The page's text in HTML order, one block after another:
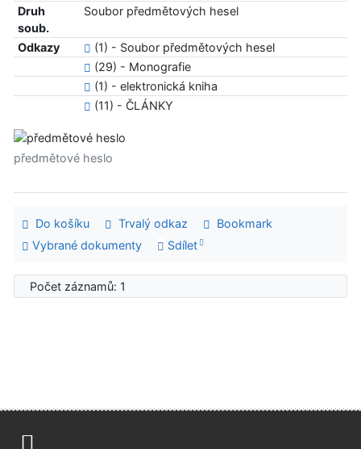
Druh
soub.
Soubor předmětových hesel
Odkazy
(1) - Soubor předmětových hesel
(29) - Monografie
(1) - elektronická kniha
(11) - ČLÁNKY
předmětové heslo
Do košíku Trvalý odkaz
Bookmark
Vybrané dokumenty
Sdílet
Počet záznamů: 1